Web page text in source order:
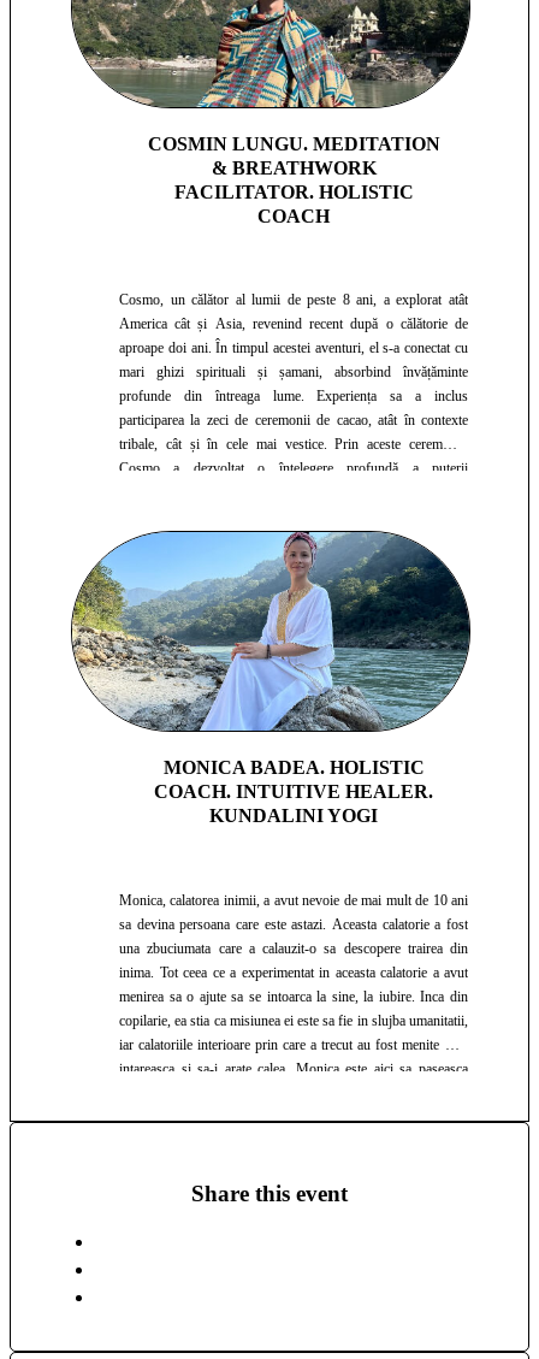
COSMIN LUNGU. MEDITATION
& BREATHWORK
FACILITATOR. HOLISTIC
COACH
Cosmo, un călător al lumii de peste 8 ani, a explorat atât
America cât și Asia, revenind recent după o călătorie de
aproape doi ani. În timpul acestei aventuri, el s-a conectat cu
mari ghizi spirituali și șamani, absorbind învățăminte
profunde din întreaga lume. Experiența sa a inclus
participarea la zeci de ceremonii de cacao, atât în contexte
tribale, cât și în cele mai vestice. Prin aceste ceremonii,
Cosmo a dezvoltat o înțelegere profundă a puterii
Împărtășindu-și cunoștințele acum, el aduce magia
ceremoniilor de cacao acasă, oferind oportunitatea de a
experimenta transformarea și conexiunea într-un mod unic și
profund.
MONICA BADEA. HOLISTIC
COACH. INTUITIVE HEALER.
KUNDALINI YOGI
Monica, calatorea inimii, a avut nevoie de mai mult de 10 ani
sa devina persoana care este astazi. Aceasta calatorie a fost
una zbuciumata care a calauzit-o sa descopere trairea din
inima. Tot ceea ce a experimentat in aceasta calatorie a avut
menirea sa o ajute sa se intoarca la sine, la iubire. Inca din
copilarie, ea stia ca misiunea ei este sa fie in slujba umanitatii,
iar calatoriile interioare prin care a trecut au fost menite sa o
intareasca si sa-i arate calea. Monica este aici sa paseasca
Share this event